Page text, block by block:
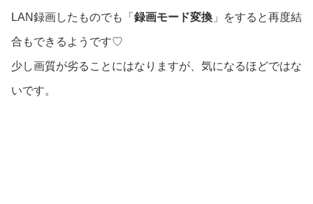
LAN録画したものでも「 録画モード変換 」をすると再度結
合もできるようです♡
少し画質が劣ることにはなりますが、気になるほどではな
いです。